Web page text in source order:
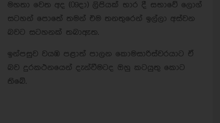
මහතා වෙත අද (09දා) ලිපියක් භාර දී සභාවේ ලොග්
සටහන් පොතේ තමන් එම තනතුරෙන් ඉල්ලා අස්වන
බවට සටහනක් තබාඇත.
ඉන්පසුව වයඹ පළාත් පාලන කොමසාරිස්වරයාට ඒ
බව දුරකථනයෙන් දැන්වීමටද ඔහු කටයුතු කොට
තිබේ.